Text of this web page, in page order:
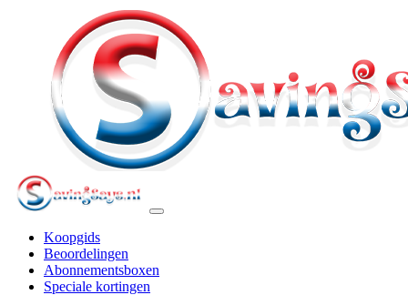
Koopgids
Beoordelingen
Abonnementsboxen
Speciale kortingen